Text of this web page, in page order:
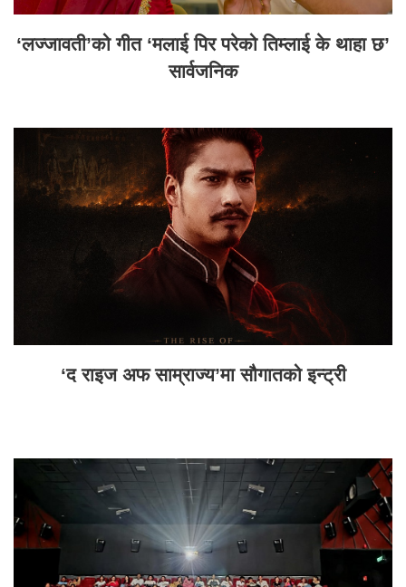
‘लज्जावती’को गीत ‘मलाई पिर परेको तिम्लाई के थाहा छ’
सार्वजनिक
‘द राइज अफ साम्राज्य’मा सौगातको इन्ट्री